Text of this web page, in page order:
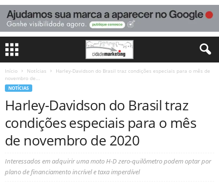
Início Notícias
Harley-Davidson do Brasil traz condições especiais para o mês de
novembro de...
NOTÍCIAS
Harley-Davidson do Brasil traz
condições especiais para o mês
de novembro de 2020
Interessados em adquirir uma moto H-D zero-quilômetro podem optar por
plano de financiamento incrível e taxa imperdível